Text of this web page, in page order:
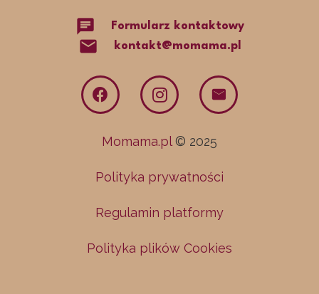
chat Formularz kontaktowy
mail kontakt@momama.pl
Momama.pl© 2025
Polityka prywatności
Regulamin platformy
Polityka plików Cookies